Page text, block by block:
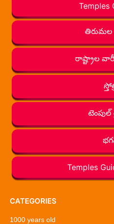
Temples
రాష్ట్రాల
Temples
CATEGORIES
1000 years old